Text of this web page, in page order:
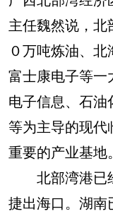
主任魏然说，北
０万吨炼油、
富士康电子等一
电子信息、石
等为主导的现代
重要的产业基地。
北部湾港已
捷出海口。湖